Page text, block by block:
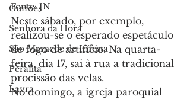
Guifões
Senhora da Hora
São Mamede de Infesta
Perafita
Lavra
Fonte: JN
Neste sábado, por exemplo,
realizou-se o esperado espetáculo
de fogo de artifício. Na quarta-
feira, dia 17, sai à rua a tradicional
procissão das velas.
No domingo, a igreja paroquial